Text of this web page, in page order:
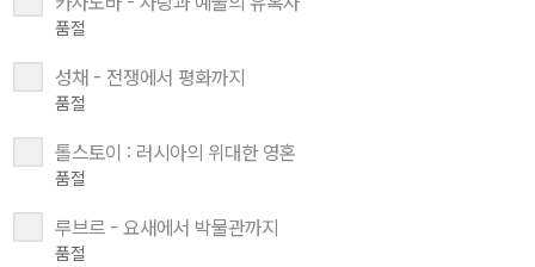
품절
성채 - 전쟁에서 평화까지
품절
톨스토이 : 러시아의 위대한 영혼
품절
루브르 - 요새에서 박물관까지
품절